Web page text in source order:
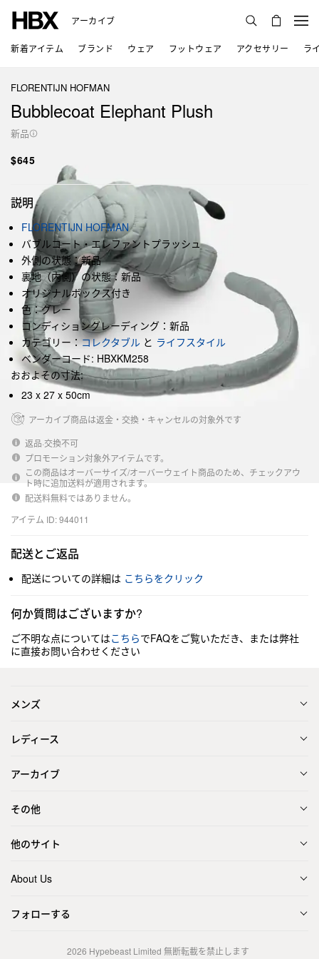
アーカイブ
新着アイテム ブランド ウェア フットウェア アクセサリー ラ
FLORENTIJN HOFMAN
Bubblecoat Elephant Plush
新品
$645
説明
FLORENTIJN HOFMAN
バブルコート・エレファントプラッシュ
外側の状態：新品
裏地（内側）の状態：新品
オリジナルボックス付き
色：グレー
コンディショングレーディング：新品
カテゴリー：コレクタブル と ライフスタイル
ベンダーコード: HBXKM258
おおよその寸法:
23 x 27 x 50cm
アーカイブ商品は返金・交換・キャンセルの対象外です
返品·交換不可
プロモーション対象外アイテムです。
この商品はオーバーサイズ/オーバーウェイト商品のため、チェックアウ
ト時に追加送料が適用されます。
配送料無料ではありません。
アイテム ID: 944011
配送とご返品
配送についての詳細は こちらをクリック
何か質問はございますか?
ご不明な点についてはこちらでFAQをご覧いただき、または弊社
に直接お問い合わせください
メンズ
レディース
アーカイブ
その他
他のサイト
About Us
フォローする
2026 Hypebeast Limited 無断転載を禁止します